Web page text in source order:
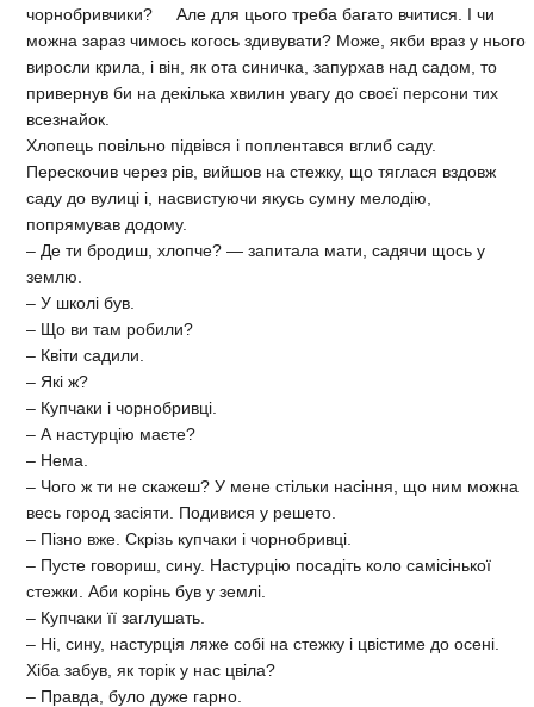
чорнобривчики? Але для цьо­го треба багато вчитися. І чи
можна зараз чимось ко­гось здивувати? Може, якби враз у нього
виросли кри­ла, і він, як ота синичка, запурхав над садом, то
при­вернув би на декілька хвилин увагу до своєї персони тих
всезнайок.
Хлопець повільно підвівся і поплентався вглиб саду.
Перескочив через рів, вийшов на стежку, що тяг­лася вздовж
саду до вулиці і, насвистуючи якусь сум­ну мелодію,
попрямував додому.
– Де ти бродиш, хлопче? — запитала мати, са­дячи щось у
землю.
– У школі був.
– Що ви там робили?
– Квіти садили.
– Які ж?
– Купчаки і чорнобривці.
– А настурцію маєте?
– Нема.
– Чого ж ти не скажеш? У мене стільки насіння, що ним можна
весь город засіяти. Подивися у решето.
– Пізно вже. Скрізь купчаки і чорнобривці.
– Пусте говориш, сину. Настурцію посадіть коло самісінької
стежки. Аби корінь був у землі.
– Купчаки її заглушать.
– Ні, сину, настурція ляже собі на стежку і цвіс­тиме до осені.
Хіба забув, як торік у нас цвіла?
– Правда, було дуже гарно.